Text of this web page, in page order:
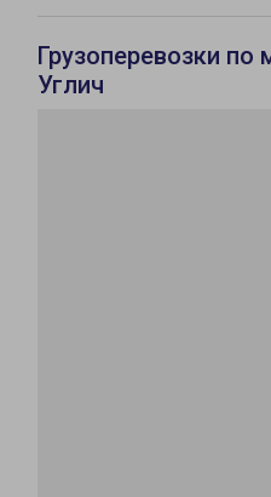
Грузоперевозки по
Углич